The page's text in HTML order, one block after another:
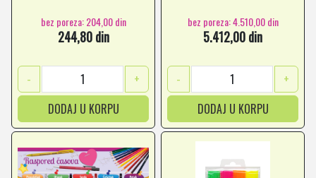
bez poreza: 204,00 din
244,80 din
-
+
DODAJ U KORPU
bez poreza: 4.510,00 din
5.412,00 din
-
+
DODAJ U KORPU